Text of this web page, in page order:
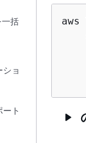
括
ョ
ト
aws